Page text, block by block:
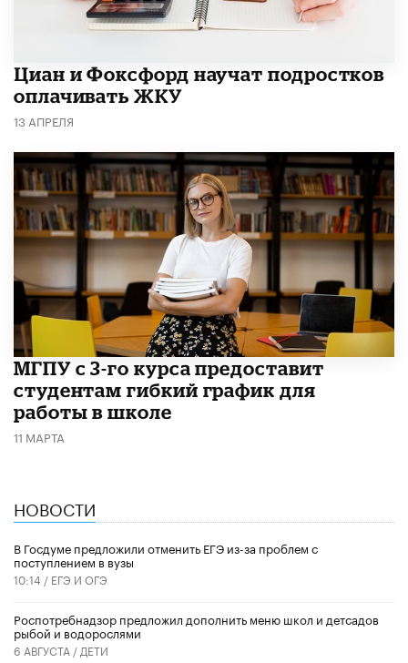
Циан и Фоксфорд научат подростков
оплачивать ЖКУ
13 АПРЕЛЯ
МГПУ с 3-го курса предоставит
студентам гибкий график для
работы в школе
11 МАРТА
НОВОСТИ
В Госдуме предложили отменить ЕГЭ из-за проблем с
поступлением в вузы
10:14 / ЕГЭ И ОГЭ
Роспотребнадзор предложил дополнить меню школ и детсадов
рыбой и водорослями
6 АВГУСТА / ДЕТИ